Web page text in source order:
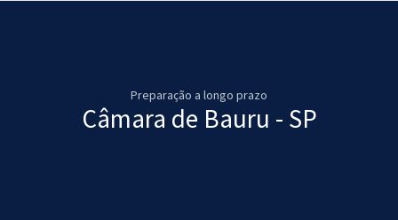
Cursos 20% OFF
Preparação a longo prazo
Câmara de Bauru - SP